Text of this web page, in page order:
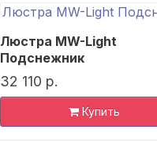
Люстра MW-Light
Подснежник
32 110 р.
Купить